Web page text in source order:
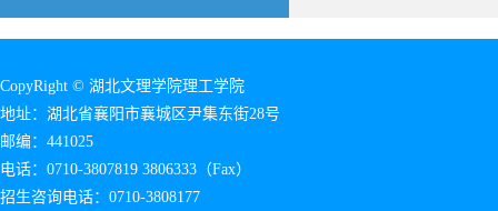
CopyRight © 湖北文理学院理工学院
地址：湖北省襄阳市襄城区尹集东街28号
邮编：441025
电话：0710-3807819 3806333（Fax）
招生咨询电话：0710-3808177